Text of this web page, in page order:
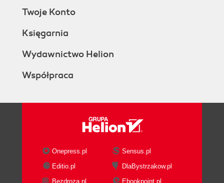
Twoje Konto
Księgarnia
Wydawnictwo Helion
Współpraca
Onepress.pl
Sensus.pl
Editio.pl
DlaBystrzakow.pl
Bezdroza.pl
Ebookpoint.pl